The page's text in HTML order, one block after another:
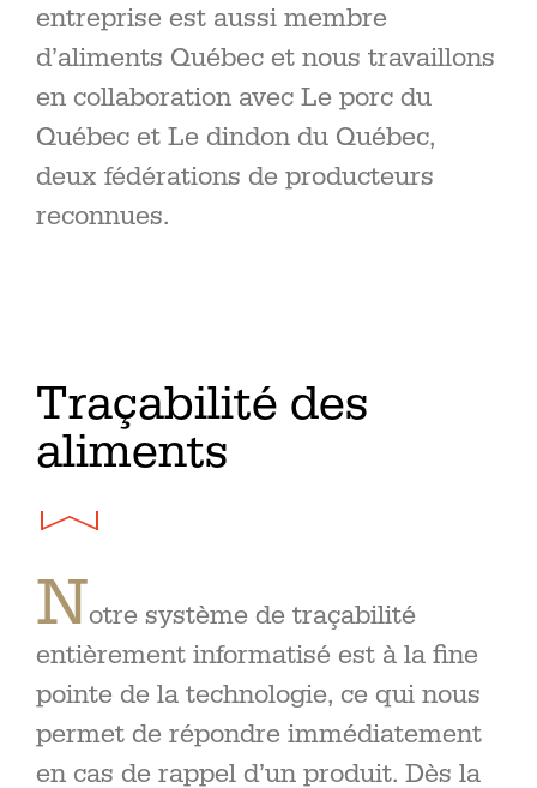
entreprise est aussi membre
d’aliments Québec et nous travaillons
en collaboration avec Le porc du
Québec et Le dindon du Québec,
deux fédérations de producteurs
reconnues.
Traçabilité des
aliments
Notre système de traçabilité
entièrement informatisé est à la fine
pointe de la technologie, ce qui nous
permet de répondre immédiatement
en cas de rappel d’un produit. Dès la